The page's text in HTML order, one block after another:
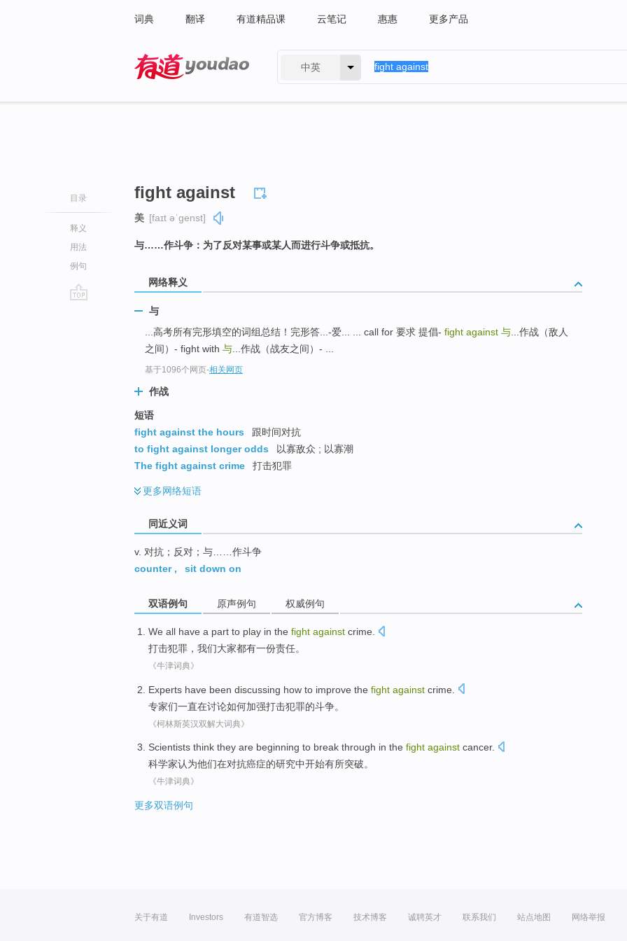
词典 翻译 有道精品课 云笔记 惠惠 更多产品
中英
目录
释义
用法
例句
fight against
美 [faɪt əˈɡenst]
与……作斗争：为了反对某事或某人而进行斗争或抵抗。
网络释义
与
...高考所有完形填空的词组总结！完形答...-爱... ... call for 要求 提倡- fight against 与 ...作战（敌人
之间）- fight with 与 ...作战（战友之间）- ...
基于1096个网页-相关网页
作战
短语
fight against the hours
跟时间对抗
to fight against longer odds
以寡敌众 ; 以寡潮
The fight against crime
打击犯罪
更多网络短语
同近义词
v. 对抗；反对；与……作斗争
counter, sit down on
双语例句 原声例句 权威例句
We all have a part to play in the fight against crime
打击犯罪， 我们大家都有一份责任。
《牛津词典》
Experts have been discussing how to improve the fight against crime
专家们一直在讨论如何加强打击犯罪的斗争。
《柯林斯英汉双解大词典》
Scientists think they are beginning to break through in the fight against cancer.
科学家认为他们在对抗癌症的研究中开始有所突破。
《牛津词典》
更多双语例句
关于有道 Investors 有道智选 官方博客 技术博客 诚聘英才 联系我们 站点地图 网络举报